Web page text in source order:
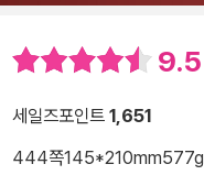
9.5
세일즈포인트 1,651
444쪽145*210mm577g